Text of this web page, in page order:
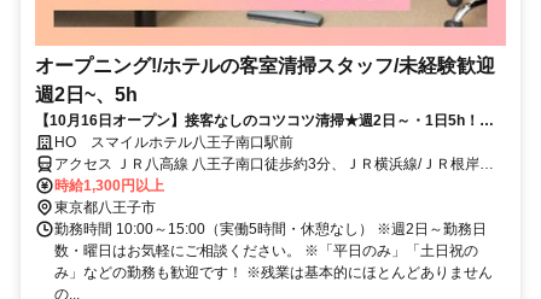
オープニング!/ホテルの客室清掃スタッフ/未経験歓迎
週2日~、5h
【10月16日オープン】接客なしのコツコツ清掃★週2日～・1日5h！隙
間時間で扶養内OK
HO スマイルホテル八王子南口駅前
アクセス ＪＲ八高線 八王子南口徒歩約3分、ＪＲ横浜線/ＪＲ根岸線
八王子南口徒歩約3分、ＪＲ中央本線 八王子南口徒歩約3分 JR八王子
駅南口徒歩4分
時給1,300円以上
東京都八王子市
勤務時間 10:00～15:00（実働5時間・休憩なし） ※週2日～勤務日
数・曜日はお気軽にご相談ください。 ※「平日のみ」「土日祝の
み」などの勤務も歓迎です！ ※残業は基本的にほとんどありません
の...